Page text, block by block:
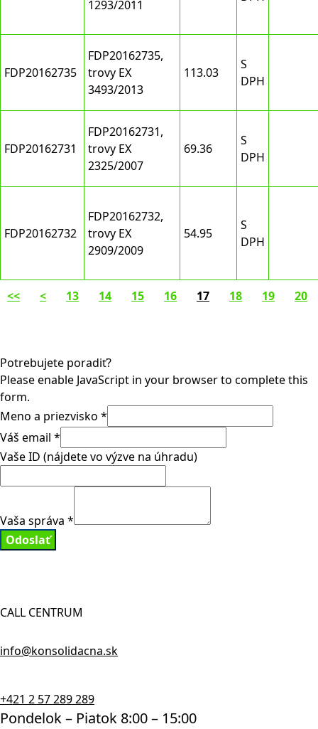
1293/2011
FDP20162735
FDP20162735,
trovy EX
3493/2013
113.03
S
DPH
FDP20162731
FDP20162731,
trovy EX
2325/2007
69.36
S
DPH
FDP20162732
FDP20162732,
trovy EX
2909/2009
54.95
S
DPH
<< < 13 14 15 16 17 18 19 20
Potrebujete poradiť?
Please enable JavaScript in your browser to complete this
form.
Meno a priezvisko *
Váš email *
Vaše ID (nájdete vo výzve na úhradu)
Vaša správa *
Odoslať
CALL CENTRUM
info@konsolidacna.sk
+421 2 57 289 289
Pondelok – Piatok 8:00 – 15:00